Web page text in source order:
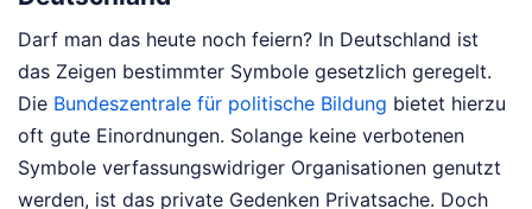
Darf man das heute noch feiern? In Deutschland ist
das Zeigen bestimmter Symbole gesetzlich geregelt.
Die Bundeszentrale für politische Bildung bietet hierzu
oft gute Einordnungen. Solange keine verbotenen
Symbole verfassungswidriger Organisationen genutzt
werden, ist das private Gedenken Privatsache. Doch